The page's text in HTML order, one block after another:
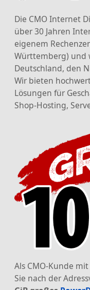
Die CMO Internet
über 30 Jahren
eigenem
Württemberg) und
Deutschland, den
Wir bieten
Lösungen für
Shop-Hosting,
Als CMO-Kunde
Sie nach der